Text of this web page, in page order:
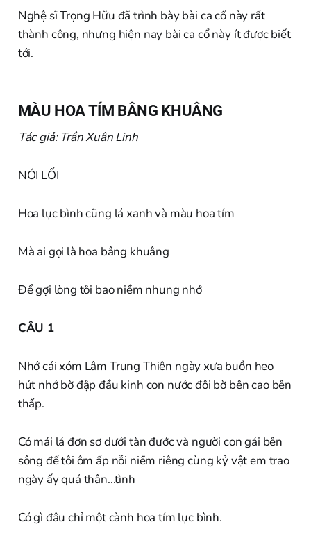
Nghệ sĩ Trọng Hữu đã trình bày bài ca cổ này rất
thành công, nhưng hiện nay bài ca cổ này ít được biết
tới.
MÀU HOA TÍM BÂNG KHUÂNG
Tác giả: Trần Xuân Linh
NÓI LỐI
Hoa lục bình cũng lá xanh và màu hoa tím
Mà ai gọi là hoa bâng khuâng
Để gợi lòng tôi bao niềm nhung nhớ
CÂU 1
Nhớ cái xóm Lâm Trung Thiên ngày xưa buồn heo
hút nhớ bờ đập đầu kinh con nước đôi bờ bên cao bên
thấp.
Có mái lá đơn sơ dưới tàn đước và người con gái bên
sông để tôi ôm ấp nỗi niềm riêng cùng kỷ vật em trao
ngày ấy quá thân...tình
Có gì đâu chỉ một cành hoa tím lục bình.